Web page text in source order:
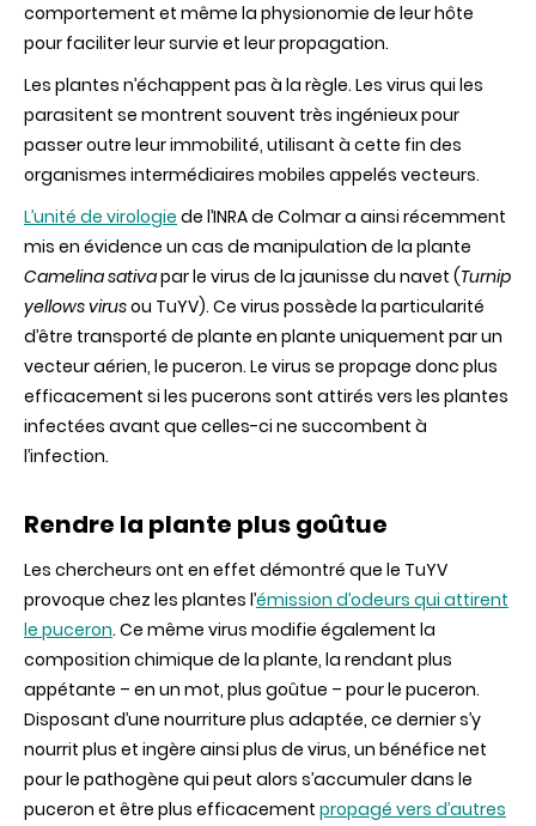
comportement et même la physionomie de leur hôte
pour faciliter leur survie et leur propagation.
Les plantes n’échappent pas à la règle. Les virus qui les
parasitent se montrent souvent très ingénieux pour
passer outre leur immobilité, utilisant à cette fin des
organismes intermédiaires mobiles appelés vecteurs.
L’unité de virologie de l’INRA de Colmar a ainsi récemment
mis en évidence un cas de manipulation de la plante
Camelina sativapar le virus de la jaunisse du navet (Turnip
yellows virusou TuYV). Ce virus possède la particularité
d’être transporté de plante en plante uniquement par un
vecteur aérien, le puceron. Le virus se propage donc plus
efficacement si les pucerons sont attirés vers les plantes
infectées avant que celles-ci ne succombent à
l’infection.
Rendre la plante plus goûtue
Les chercheurs ont en effet démontré que le TuYV
provoque chez les plantes l’émission d’odeurs qui attirent
le puceron. Ce même virus modifie également la
composition chimique de la plante, la rendant plus
appétante – en un mot, plus goûtue – pour le puceron.
Disposant d’une nourriture plus adaptée, ce dernier s’y
nourrit plus et ingère ainsi plus de virus, un bénéfice net
pour le pathogène qui peut alors s’accumuler dans le
puceron et être plus efficacement propagé vers d’autres